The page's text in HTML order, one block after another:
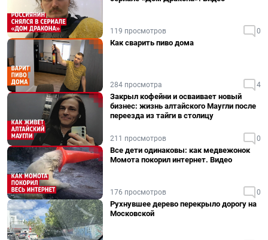
119 просмотров 0
Как сварить пиво дома
284 просмотра 4
Закрыл кофейни и осваивает новый
бизнес: жизнь алтайского Маугли после
переезда из тайги в столицу
211 просмотров 0
Все дети одинаковы: как медвежонок
Момота покорил интернет. Видео
176 просмотров 0
Рухнувшее дерево перекрыло дорогу на
Московской